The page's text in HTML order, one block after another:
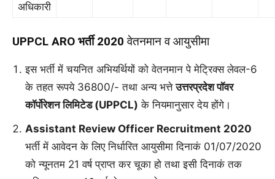
अधिकारी
UPPCL ARO भर्ती 2020 वेतनमान व आयुसीमा
इस भर्ती में चयनित अभियर्थियों को वेतनमान पे मेट्रिक्स लेवल-6
के तहत रूपये 36800/- तथा अन्य भत्तेउत्तरप्रदेश पॉवर
कॉर्पोरेशन लिमिटेड (UPPCL) के नियमानुसार देय होंगे।
Assistant Review Officer Recruitment 2020
भर्ती में आवेदन के लिए निर्धारित आयुसीमा दिनाकं 01/07/2020
को न्यूनतम 21 वर्ष प्राप्त कर चूका हो तथा इसी दिनाकं तक